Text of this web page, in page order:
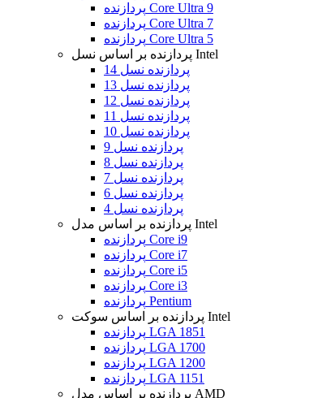
پردازنده Core Ultra 9
پردازنده Core Ultra 7
پردازنده Core Ultra 5
پردازنده بر اساس نسل Intel
پردازنده نسل 14
پردازنده نسل 13
پردازنده نسل 12
پردازنده نسل 11
پردازنده نسل 10
پردازنده نسل 9
پردازنده نسل 8
پردازنده نسل 7
پردازنده نسل 6
پردازنده نسل 4
پردازنده بر اساس مدل Intel
پردازنده Core i9
پردازنده Core i7
پردازنده Core i5
پردازنده Core i3
پردازنده Pentium
پردازنده بر اساس سوکت Intel
پردازنده LGA 1851
پردازنده LGA 1700
پردازنده LGA 1200
پردازنده LGA 1151
پردازنده بر اساس مدل AMD